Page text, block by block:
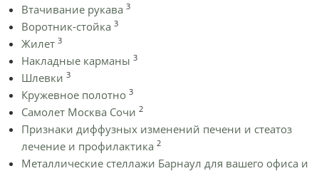
Втачивание рукава 3
Воротник-стойка 3
Жилет 3
Накладные карманы 3
Шлевки 3
Кружевное полотно 3
Самолет Москва Сочи 2
Признаки диффузных изменений печени и стеатоз
лечение и профилактика 2
Металлические стеллажи Барнаул для вашего офиса и